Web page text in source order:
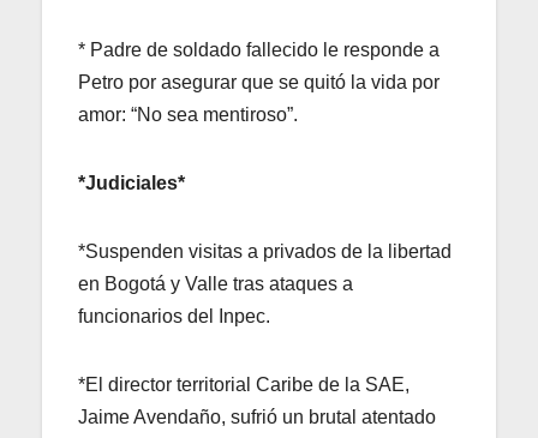
* Padre de soldado fallecido le responde a
Petro por asegurar que se quitó la vida por
amor: “No sea mentiroso”.
*Judiciales*
*Suspenden visitas a privados de la libertad
en Bogotá y Valle tras ataques a
funcionarios del Inpec.
*El director territorial Caribe de la SAE,
Jaime Avendaño, sufrió un brutal atentado